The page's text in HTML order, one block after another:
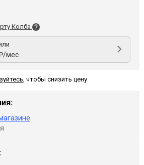
Колба
мес
, чтобы снизить цену